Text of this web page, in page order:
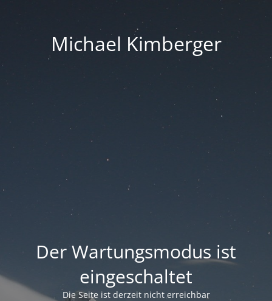
Michael Kimberger
Der Wartungsmodus ist
eingeschaltet
Die Seite ist derzeit nicht erreichbar